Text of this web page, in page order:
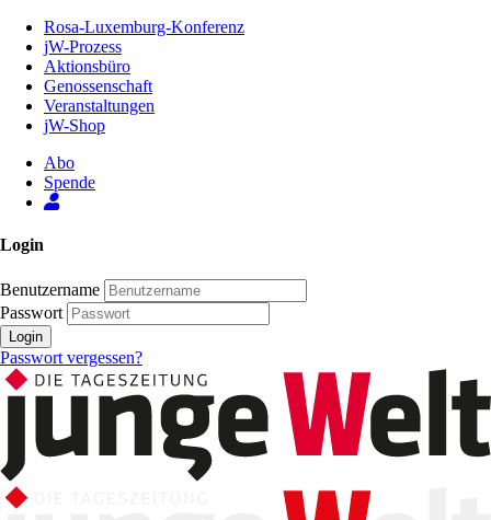
Inhalt
Seite
Rosa-Luxemburg-Konferenz
jW-Prozess
Aktionsbüro
Genossenschaft
Veranstaltungen
jW-Shop
Abo
Spende
Login
Benutzername
Passwort
Login
Passwort vergessen?